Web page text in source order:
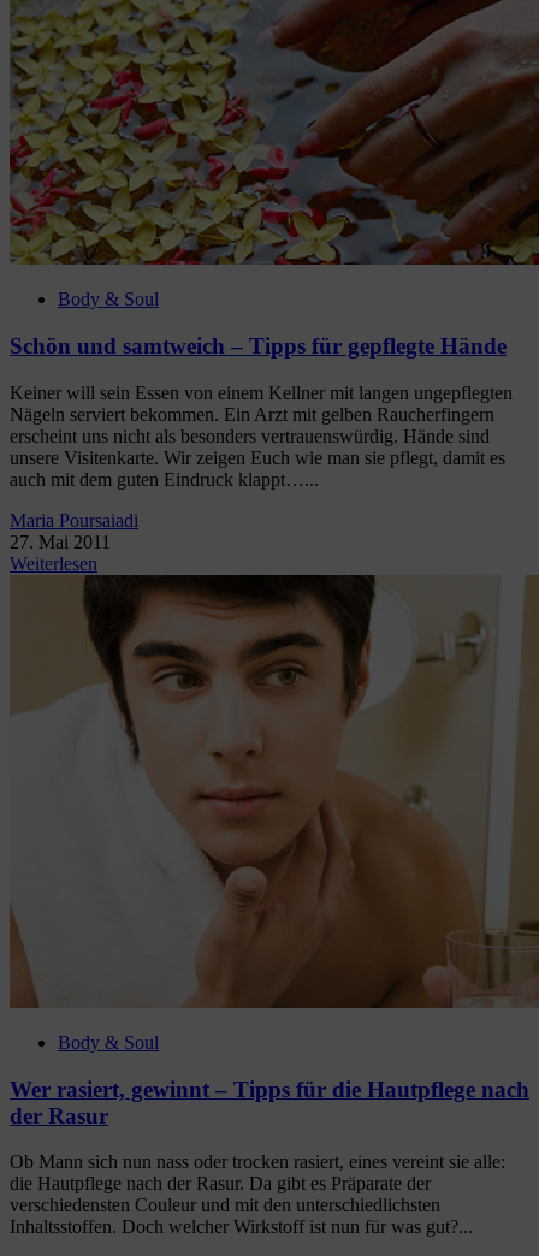
Body & Soul
Schön und samtweich – Tipps für gepflegte Hände
Keiner will sein Essen von einem Kellner mit langen ungepflegten
Nägeln serviert bekommen. Ein Arzt mit gelben Raucherfingern
erscheint uns nicht als besonders vertrauenswürdig. Hände sind
unsere Visitenkarte. Wir zeigen Euch wie man sie pflegt, damit es
auch mit dem guten Eindruck klappt…...
Maria Poursaiadi
27. Mai 2011
Weiterlesen
Body & Soul
Wer rasiert, gewinnt – Tipps für die Hautpflege nach
der Rasur
Ob Mann sich nun nass oder trocken rasiert, eines vereint sie alle:
die Hautpflege nach der Rasur. Da gibt es Präparate der
verschiedensten Couleur und mit den unterschiedlichsten
Inhaltsstoffen. Doch welcher Wirkstoff ist nun für was gut?...